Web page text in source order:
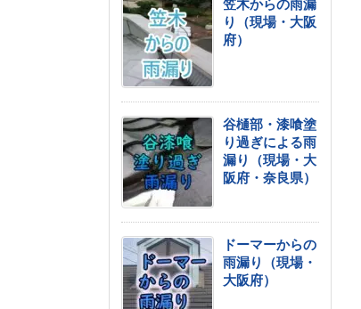
笠木からの雨漏
り（現場・大阪
府）
谷樋部・漆喰塗
り過ぎによる雨
漏り（現場・大
阪府・奈良県）
ドーマーからの
雨漏り（現場・
大阪府）